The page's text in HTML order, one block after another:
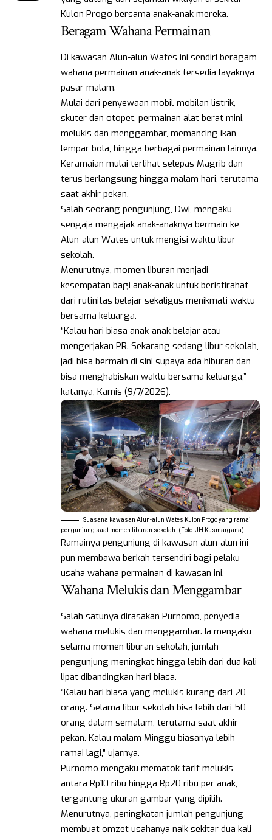
Kulon Progo bersama anak-anak mereka.
Beragam Wahana Permainan
Di kawasan Alun-alun Wates ini sendiri beragam
wahana permainan anak-anak tersedia layaknya
pasar malam.
Mulai dari penyewaan mobil-mobilan listrik,
skuter dan otopet, permainan alat berat mini,
melukis dan menggambar, memancing ikan,
lempar bola, hingga berbagai permainan lainnya.
Keramaian mulai terlihat selepas Magrib dan
terus berlangsung hingga malam hari, terutama
saat akhir pekan.
Salah seorang pengunjung, Dwi, mengaku
sengaja mengajak anak-anaknya bermain ke
Alun-alun Wates untuk mengisi waktu libur
sekolah.
Menurutnya, momen liburan menjadi
kesempatan bagi anak-anak untuk beristirahat
dari rutinitas belajar sekaligus menikmati waktu
bersama keluarga.
“Kalau hari biasa anak-anak belajar atau
mengerjakan PR. Sekarang sedang libur sekolah,
jadi bisa bermain di sini supaya ada hiburan dan
bisa menghabiskan waktu bersama keluarga,”
katanya, Kamis (9/7/2026).
Suasana kawasan Alun-alun Wates Kulon Progo yang ramai
pengunjung saat momen liburan sekolah. (Foto: JH Kusmargana)
Ramainya pengunjung di kawasan alun-alun ini
pun membawa berkah tersendiri bagi pelaku
usaha wahana permainan di kawasan ini.
Wahana Melukis dan Menggambar
Salah satunya dirasakan Purnomo, penyedia
wahana melukis dan menggambar. Ia mengaku
selama momen liburan sekolah, jumlah
pengunjung meningkat hingga lebih dari dua kali
lipat dibandingkan hari biasa.
“Kalau hari biasa yang melukis kurang dari 20
orang. Selama libur sekolah bisa lebih dari 50
orang dalam semalam, terutama saat akhir
pekan. Kalau malam Minggu biasanya lebih
ramai lagi,” ujarnya.
Purnomo mengaku mematok tarif melukis
antara Rp10 ribu hingga Rp20 ribu per anak,
tergantung ukuran gambar yang dipilih.
Menurutnya, peningkatan jumlah pengunjung
membuat omzet usahanya naik sekitar dua kali